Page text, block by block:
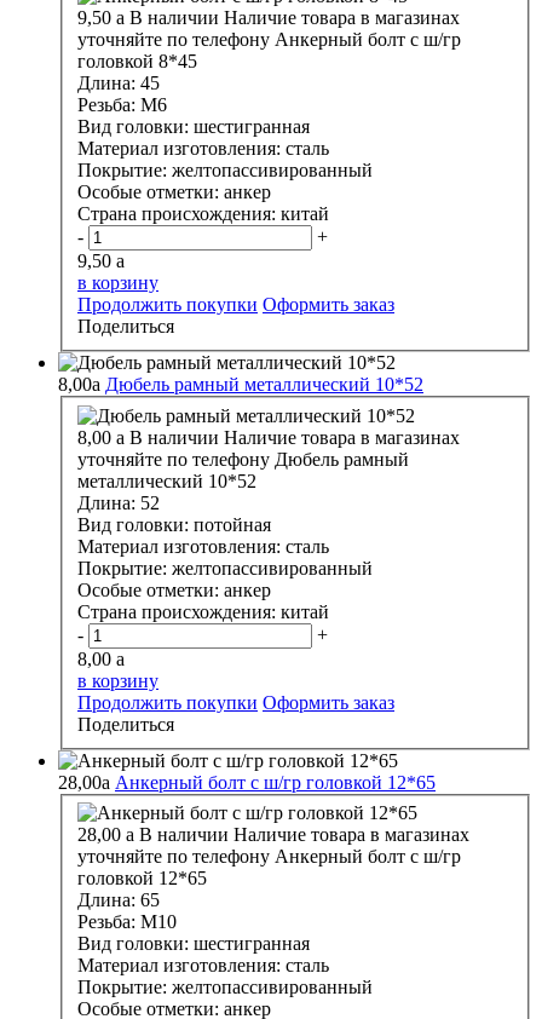
9,50 a В наличии Наличие товара в магазинах
уточняйте по телефону Анкерный болт с ш/гр
головкой 8*45
Длина: 45
Резьба: М6
Вид головки: шестигранная
Материал изготовления: сталь
Покрытие: желтопассивированный
Особые отметки: анкер
Страна происхождения: китай
-
+
9,50 a
в корзину
Продолжить покупки Оформить заказ
Поделиться
8,00a Дюбель рамный металлический 10*52
8,00 a В наличии Наличие товара в магазинах
уточняйте по телефону Дюбель рамный
металлический 10*52
Длина: 52
Вид головки: потойная
Материал изготовления: сталь
Покрытие: желтопассивированный
Особые отметки: анкер
Страна происхождения: китай
-
+
8,00 a
в корзину
Продолжить покупки Оформить заказ
Поделиться
28,00a Анкерный болт с ш/гр головкой 12*65
28,00 a В наличии Наличие товара в магазинах
уточняйте по телефону Анкерный болт с ш/гр
головкой 12*65
Длина: 65
Резьба: М10
Вид головки: шестигранная
Материал изготовления: сталь
Покрытие: желтопассивированный
Особые отметки: анкер